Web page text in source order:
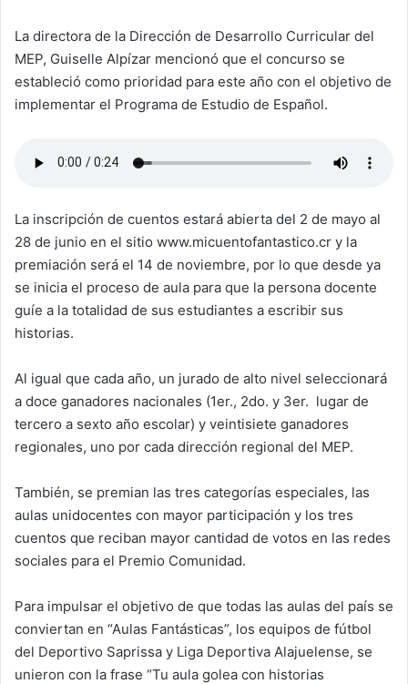
La directora de la Dirección de Desarrollo Curricular del
MEP, Guiselle Alpízar mencionó que el concurso se
estableció como prioridad para este año con el objetivo de
implementar el Programa de Estudio de Español.
La inscripción de cuentos estará abierta del 2 de mayo al
28 de junio en el sitio www.micuentofantastico.cr y la
premiación será el 14 de noviembre, por lo que desde ya
se inicia el proceso de aula para que la persona docente
guíe a la totalidad de sus estudiantes a escribir sus
historias.
Al igual que cada año, un jurado de alto nivel seleccionará
a doce ganadores nacionales (1er., 2do. y 3er. lugar de
tercero a sexto año escolar) y veintisiete ganadores
regionales, uno por cada dirección regional del MEP.
También, se premian las tres categorías especiales, las
aulas unidocentes con mayor participación y los tres
cuentos que reciban mayor cantidad de votos en las redes
sociales para el Premio Comunidad.
Para impulsar el objetivo de que todas las aulas del país se
conviertan en “Aulas Fantásticas”, los equipos de fútbol
del Deportivo Saprissa y Liga Deportiva Alajuelense, se
unieron con la frase “Tu aula golea con historias